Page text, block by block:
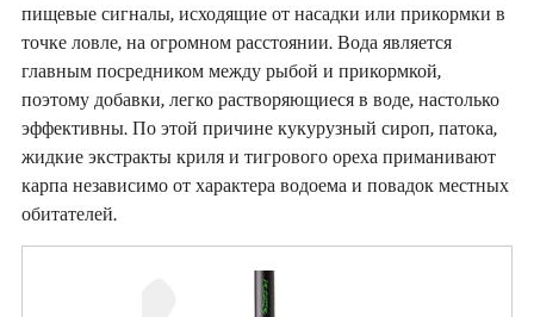
пищевые сигналы, исходящие от насадки или прикормки в
точке ловле, на огромном расстоянии. Вода является
главным посредником между рыбой и прикормкой,
поэтому добавки, легко растворяющиеся в воде, настолько
эффективны. По этой причине кукурузный сироп, патока,
жидкие экстракты криля и тигрового ореха приманивают
карпа независимо от характера водоема и повадок местных
обитателей.